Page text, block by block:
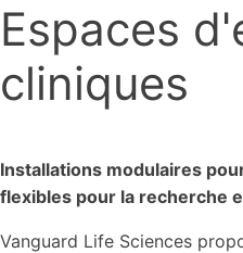
Espaces
cliniques
Installations modulaires
flexibles pour la recherche
Vanguard Life Sciences